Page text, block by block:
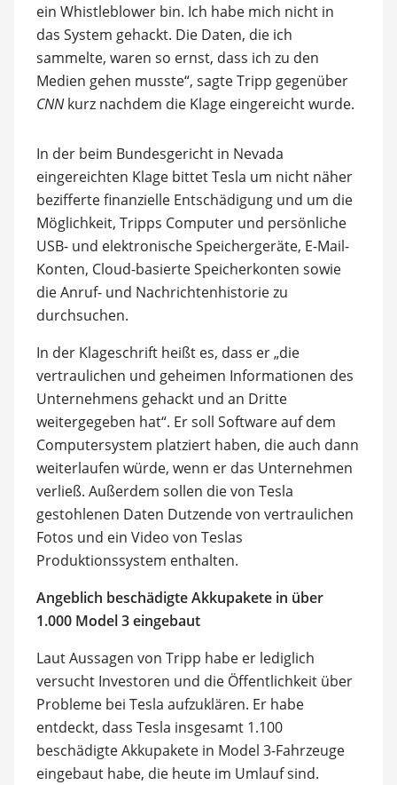
ein Whistleblower bin. Ich habe mich nicht in
das System gehackt. Die Daten, die ich
sammelte, waren so ernst, dass ich zu den
Medien gehen musste“, sagte Tripp gegenüber
CNNkurz nachdem die Klage eingereicht wurde.
In der beim Bundesgericht in Nevada
eingereichten Klage bittet Tesla um nicht näher
bezifferte finanzielle Entschädigung und um die
Möglichkeit, Tripps Computer und persönliche
USB- und elektronische Speichergeräte, E-Mail-
Konten, Cloud-basierte Speicherkonten sowie
die Anruf- und Nachrichtenhistorie zu
durchsuchen.
In der Klageschrift heißt es, dass er „die
vertraulichen und geheimen Informationen des
Unternehmens gehackt und an Dritte
weitergegeben hat“. Er soll Software auf dem
Computersystem platziert haben, die auch dann
weiterlaufen würde, wenn er das Unternehmen
verließ. Außerdem sollen die von Tesla
gestohlenen Daten Dutzende von vertraulichen
Fotos und ein Video von Teslas
Produktionssystem enthalten.
Angeblich beschädigte Akkupakete in über
1.000 Model 3 eingebaut
Laut Aussagen von Tripp habe er lediglich
versucht Investoren und die Öffentlichkeit über
Probleme bei Tesla aufzuklären. Er habe
entdeckt, dass Tesla insgesamt 1.100
beschädigte Akkupakete in Model 3-Fahrzeuge
eingebaut habe, die heute im Umlauf sind.